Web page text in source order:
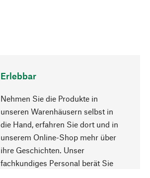
Erlebbar
Nehmen Sie die Produkte in
unseren Warenhäusern selbst in
die Hand, erfahren Sie dort und in
unserem Online-Shop mehr über
ihre Geschichten. Unser
fachkundiges Personal berät Sie